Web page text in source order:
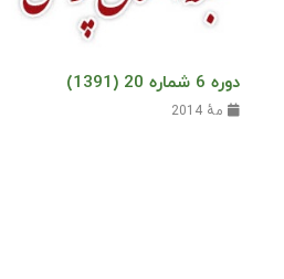
دوره 6 شماره 20 (1391)
مهٔ 2014